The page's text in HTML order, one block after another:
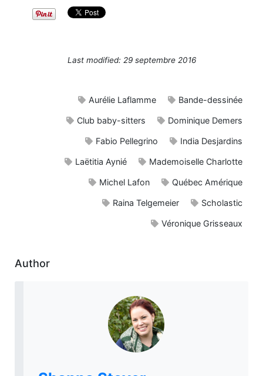
Last modified: 29 septembre 2016
Aurélie Laflamme Bande-dessinée
Club baby-sitters Dominique Demers
Fabio Pellegrino India Desjardins
Laëtitia Aynié Mademoiselle Charlotte
Michel Lafon Québec Amérique
Raina Telgemeier Scholastic
Véronique Grisseaux
Author